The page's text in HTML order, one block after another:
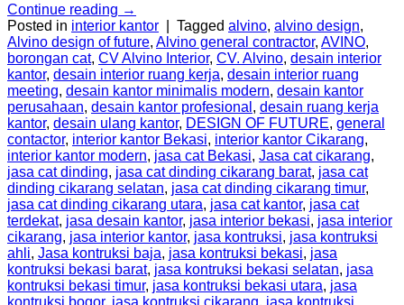
Continue reading →
Posted in interior kantor Tagged alvino, alvino design,
Alvino design of future, Alvino general contractor, AVINO,
borongan cat, CV Alvino Interior, CV. Alvino, desain interior
kantor, desain interior ruang kerja, desain interior ruang
meeting, desain kantor minimalis modern, desain kantor
perusahaan, desain kantor profesional , desain ruang kerja
kantor, desain ulang kantor, DESIGN OF FUTURE, general
contactor, interior kantor Bekasi, interior kantor Cikarang,
interior kantor modern, jasa cat Bekasi, Jasa cat cikarang,
jasa cat dinding, jasa cat dinding cikarang barat, jasa cat
dinding cikarang selatan, jasa cat dinding cikarang timur,
jasa cat dinding cikarang utara, jasa cat kantor, jasa cat
terdekat, jasa desain kantor, jasa interior bekasi, jasa interior
cikarang, jasa interior kantor, jasa kontruksi, jasa kontruksi
ahli, Jasa kontruksi baja, jasa kontruksi bekasi, jasa
kontruksi bekasi barat, jasa kontruksi bekasi selatan, jasa
kontruksi bekasi timur, jasa kontruksi bekasi utara, jasa
kontruksi bogor, jasa kontruksi cikarang, jasa kontruksi